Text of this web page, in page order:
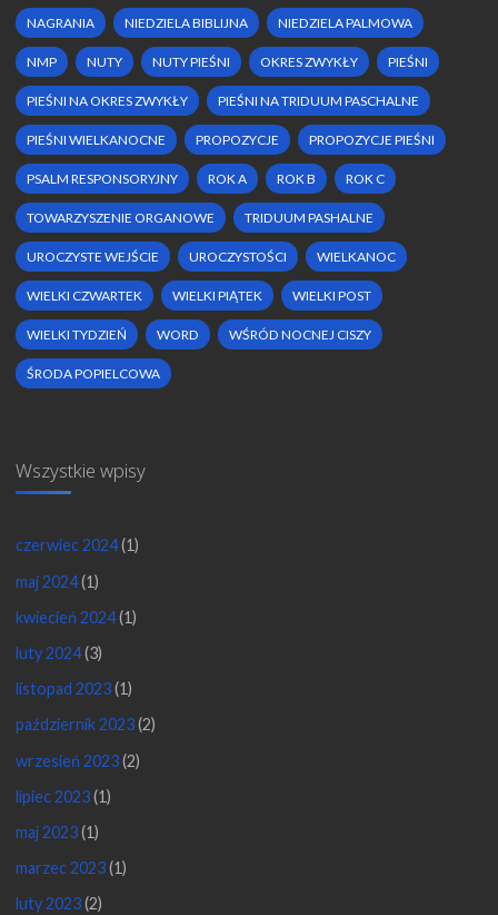
NAGRANIA NIEDZIELA BIBLIJNA NIEDZIELA PALMOWA
NMP NUTY NUTY PIEŚNI OKRES ZWYKŁY PIEŚNI
PIEŚNI NA OKRES ZWYKŁY PIEŚNI NA TRIDUUM PASCHALNE
PIEŚNI WIELKANOCNE PROPOZYCJE PROPOZYCJE PIEŚNI
PSALM RESPONSORYJNY ROK A ROK B ROK C
TOWARZYSZENIE ORGANOWE TRIDUUM PASHALNE
UROCZYSTE WEJŚCIE UROCZYSTOŚCI WIELKANOC
WIELKI CZWARTEK WIELKI PIĄTEK WIELKI POST
WIELKI TYDZIEŃ WORD WŚRÓD NOCNEJ CISZY
ŚRODA POPIELCOWA
Wszystkie wpisy
czerwiec 2024(1)
maj 2024(1)
kwiecień 2024(1)
luty 2024(3)
listopad 2023(1)
październik 2023(2)
wrzesień 2023(2)
lipiec 2023(1)
maj 2023(1)
marzec 2023(1)
luty 2023(2)